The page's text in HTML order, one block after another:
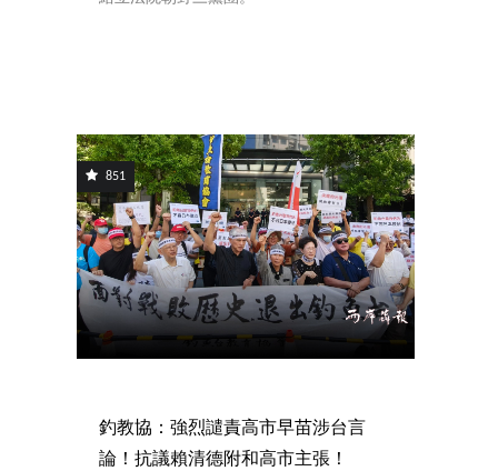
851
釣教協：強烈譴責高市早苗涉台言
論！抗議賴清德附和高市主張！